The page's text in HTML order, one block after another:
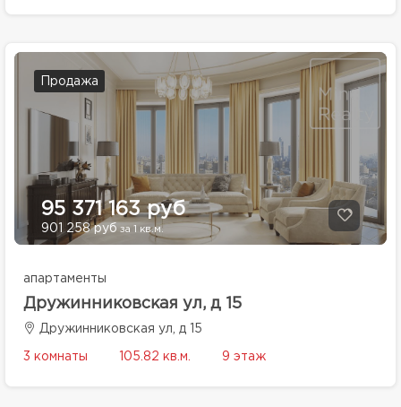
Продажа
95 371 163 руб
901 258 руб за 1 кв.м.
апартаменты
Дружинниковская ул, д 15
Дружинниковская ул, д 15
3 комнаты 105.82 кв.м. 9 этаж